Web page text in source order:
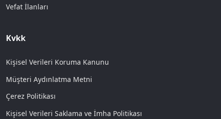
Vefat İlanları
Kvkk
Kişisel Verileri Koruma Kanunu
Müşteri Aydınlatma Metni
Çerez Politikası
Kişisel Verileri Saklama ve İmha Politikası